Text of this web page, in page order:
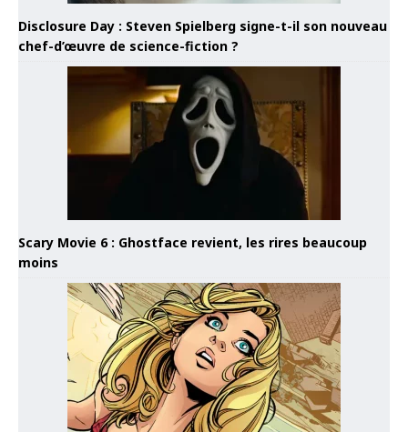
Disclosure Day : Steven Spielberg signe-t-il son nouveau
chef-d’œuvre de science-fiction ?
Scary Movie 6 : Ghostface revient, les rires beaucoup
moins